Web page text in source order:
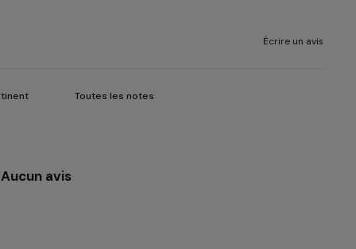
Écrire un avis
Aucun avis